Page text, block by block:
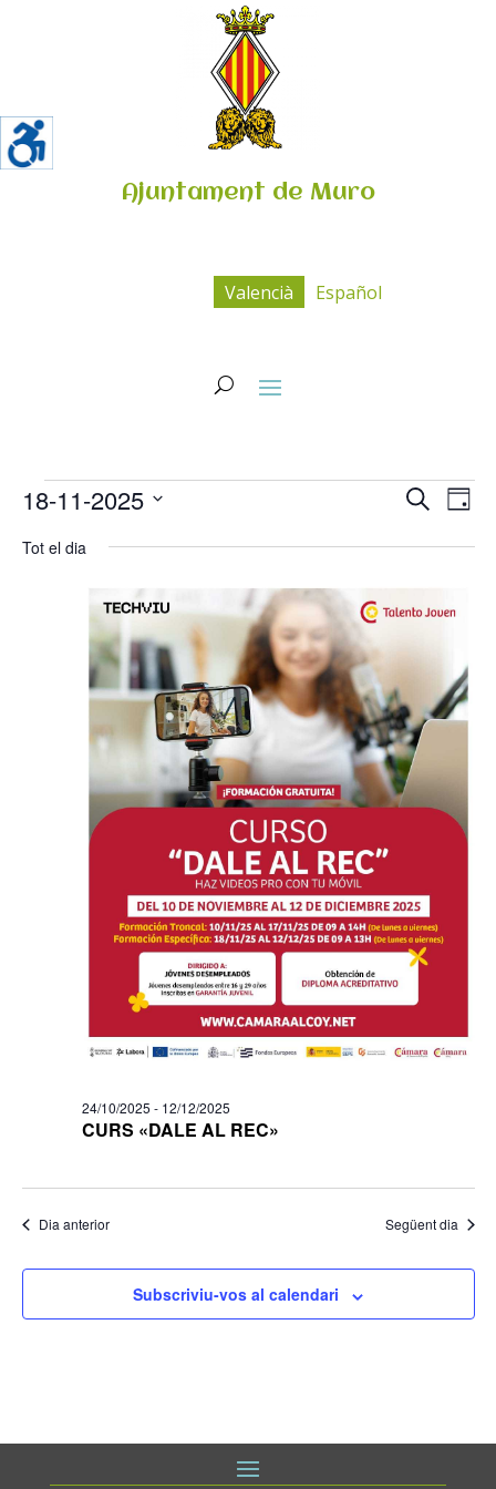
Ajuntament de Muro
Valencià Español
Esdeveniments
18/11/2025 i
Cerca
de
Dia
18-11-2025
una
Tot el dia
CURS «DALE AL REC»
24/10/2025 - 12/12/2025
Dia anterior Següent dia
Subscriviu-vos al calendari